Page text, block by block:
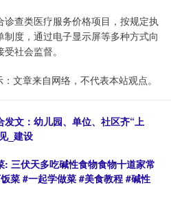
查类医疗服务价格项目，按规定执
度，通过电子显示屏等多种方式向
社会监督。
文章来自网络，不代表本站观点。
发文：幼儿园、单位、社区齐“上
_建设
: 三伏天多吃碱性食物食物十道家常
菜 #一起学做菜 #美食教程 #碱性